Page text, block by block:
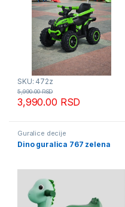
SKU: 472z
3,990.00 RSD
5,990.00RSD
Guralice decije
Dino guralica 767 zelena